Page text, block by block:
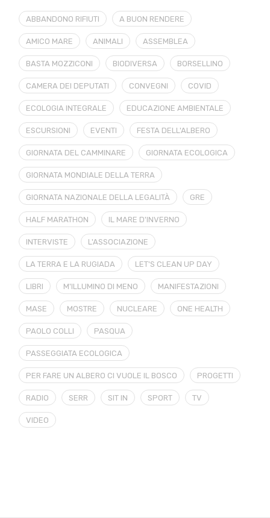
ABBANDONO RIFIUTI A BUON RENDERE
AMICO MARE ANIMALI ASSEMBLEA
BASTA MOZZICONI BIODIVERSA BORSELLINO
CAMERA DEI DEPUTATI CONVEGNI COVID
ECOLOGIA INTEGRALE EDUCAZIONE AMBIENTALE
ESCURSIONI EVENTI FESTA DELL'ALBERO
GIORNATA DEL CAMMINARE GIORNATA ECOLOGICA
GIORNATA MONDIALE DELLA TERRA
GIORNATA NAZIONALE DELLA LEGALITÀ GRE
HALF MARATHON IL MARE D'INVERNO
INTERVISTE L'ASSOCIAZIONE
LA TERRA E LA RUGIADA LET'S CLEAN UP DAY
LIBRI M'ILLUMINO DI MENO MANIFESTAZIONI
MASE MOSTRE NUCLEARE ONE HEALTH
PAOLO COLLI PASQUA
PASSEGGIATA ECOLOGICA
PER FARE UN ALBERO CI VUOLE IL BOSCO PROGETTI
RADIO SERR SIT IN SPORT TV
VIDEO